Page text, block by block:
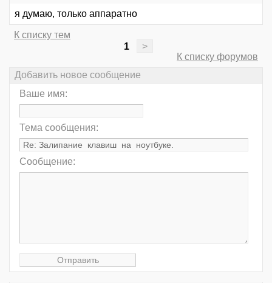
я думаю, только аппаратно
К списку тем
1
>
К списку форумов
Добавить новое сообщение
Ваше имя:
Тема сообщения:
Сообщение: